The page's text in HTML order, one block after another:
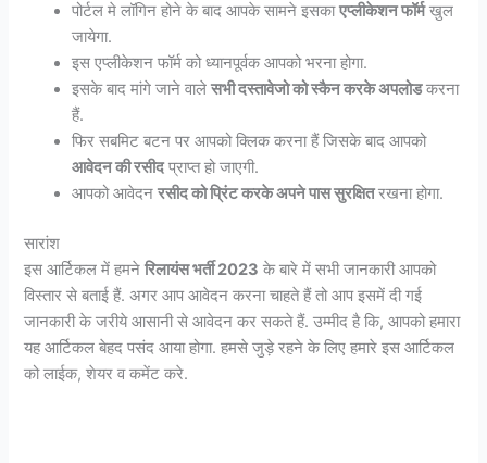
पोर्टल मे लॉगिन होने के बाद आपके सामने इसकाएप्लीकेशन फॉर्मखुल
जायेगा.
इस एप्लीकेशन फॉर्म को ध्यानपूर्वक आपको भरना होगा.
इसके बाद मांगे जाने वालेसभी दस्तावेजो को स्कैन करके अपलोडकरना
हैं.
फिर सबमिट बटन पर आपको क्लिक करना हैं जिसके बाद आपको
आवेदन की रसीदप्राप्त हो जाएगी.
आपको आवेदनरसीद को प्रिंट करके अपने पास सुरक्षितरखना होगा.
सारांश
इस आर्टिकल में हमनेरिलायंस भर्ती 2023 के बारे में सभी जानकारी आपको
विस्तार से बताई हैं. अगर आप आवेदन करना चाहते हैं तो आप इसमें दी गई
जानकारी के जरीये आसानी से आवेदन कर सकते हैं. उम्मीद है कि, आपको हमारा
यह आर्टिकल बेहद पसंद आया होगा. हमसे जुड़े रहने के लिए हमारे इस आर्टिकल
को लाईक, शेयर व कमेंट करे.